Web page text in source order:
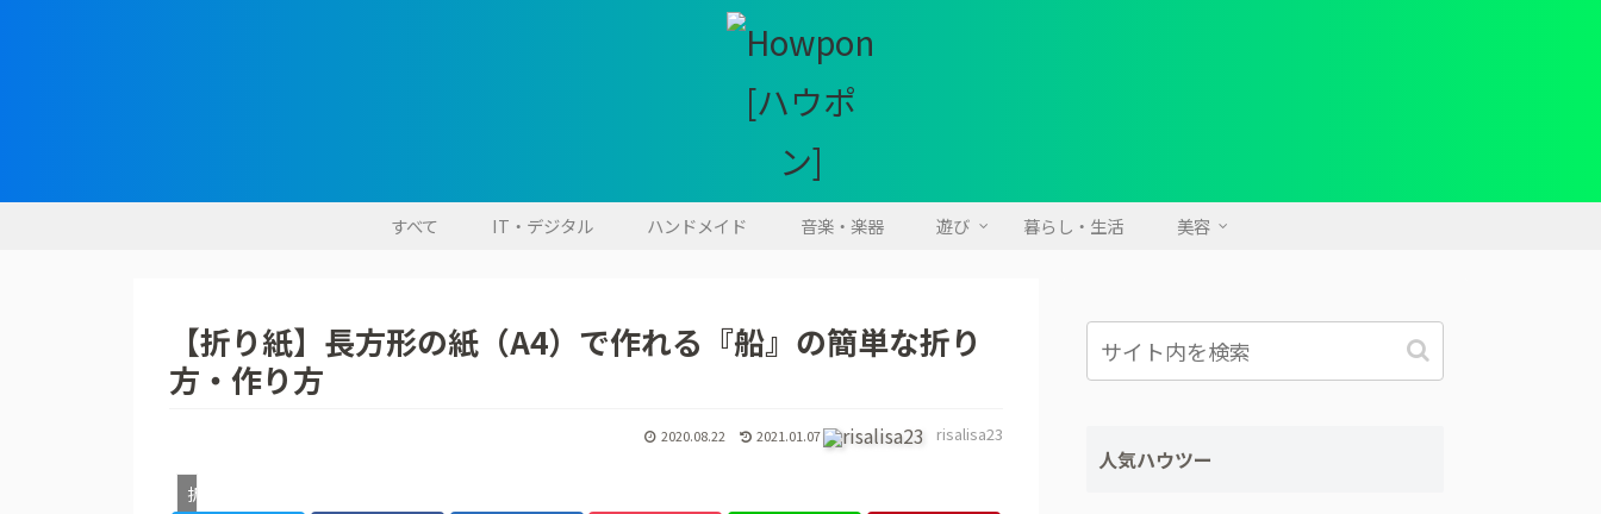
すべて IT・デジタル ハンドメイド 音楽・楽器 遊び 暮らし・生活 美容
【折り紙】長方形の紙（A4）で作れる『船』の簡単な折り
方・作り方
risalisa23
2021.01.07
2020.08.22
折り紙
人気ハウツー